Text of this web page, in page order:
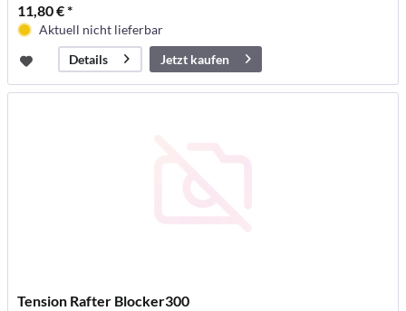
11,80 € *
Aktuell nicht lieferbar
Details
Jetzt kaufen
Tension Rafter Blocker300